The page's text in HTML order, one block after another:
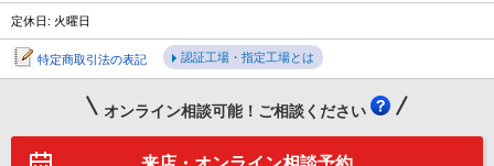
定休日: 火曜日
特定商取引法の表記 認証工場・指定工場とは
オンライン相談可能！ご相談ください